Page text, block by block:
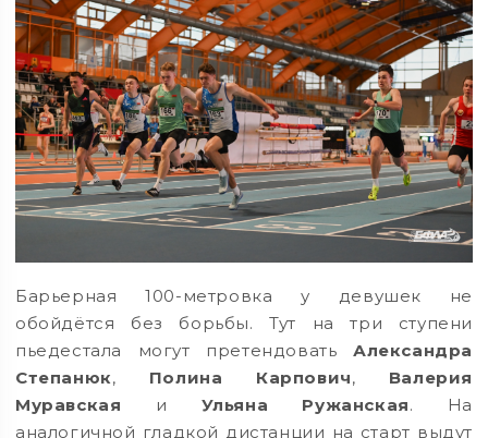
Барьерная 100-метровка у девушек не
обойдётся без борьбы. Тут на три ступени
пьедестала могут претендовать Александра
Степанюк, Полина Карпович, Валерия
Муравская
и Ульяна Ружанская. На
аналогичной гладкой дистанции на старт выдут